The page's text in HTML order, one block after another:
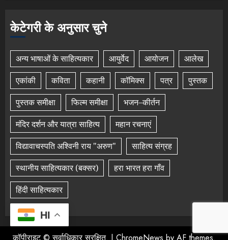
केटेगरी के अनुसार चुने
अन्य भाषाओं के साहित्यकार आयुर्वेद आयोजन
आलेख
एकांकी
कविता कहानी कॉमिक्स पत्र
पुस्तक
पुस्तक समीक्षा
फिल्म समीक्षा
भजन–कीर्तन
मंदिर दर्शन और यात्रा साहित्य
महान रचनाएं
विद्यावाचस्पति अश्विनी राय "अरुण"
साहित्य संग्रह
स्थानीय साहित्यकार (बक्सर)
हरा भारत हरा गाँव
हिंदी साहित्यकार
कॉपीराइट © सर्वाधिकार सुरक्षित. | ChromeNews by AF themes.
HI